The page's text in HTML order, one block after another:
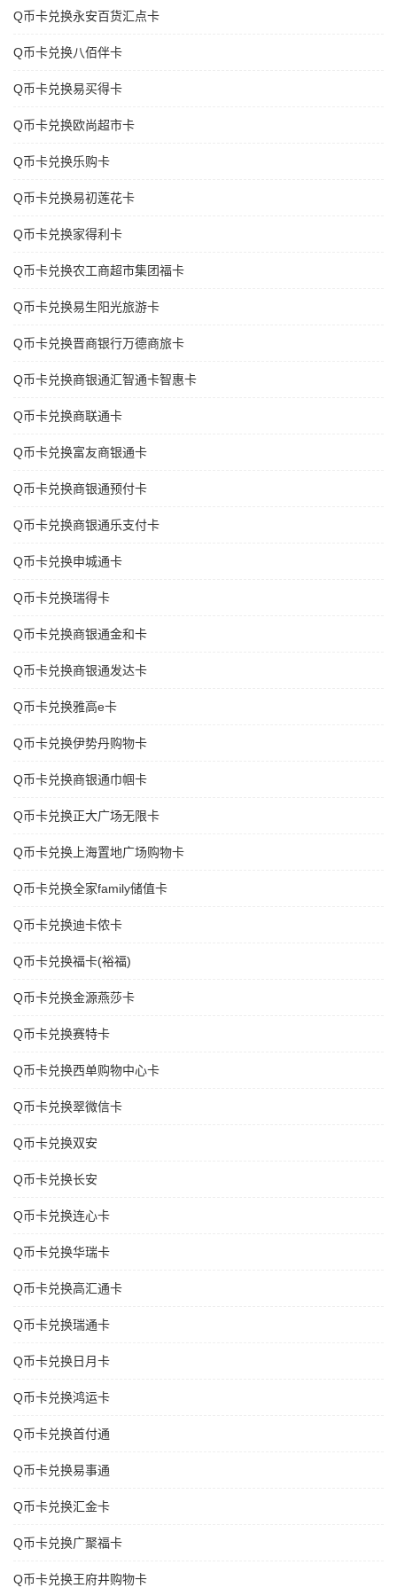
Q币卡兑换永安百货汇点卡
Q币卡兑换八佰伴卡
Q币卡兑换易买得卡
Q币卡兑换欧尚超市卡
Q币卡兑换乐购卡
Q币卡兑换易初莲花卡
Q币卡兑换家得利卡
Q币卡兑换农工商超市集团福卡
Q币卡兑换易生阳光旅游卡
Q币卡兑换晋商银行万德商旅卡
Q币卡兑换商银通汇智通卡智惠卡
Q币卡兑换商联通卡
Q币卡兑换富友商银通卡
Q币卡兑换商银通预付卡
Q币卡兑换商银通乐支付卡
Q币卡兑换申城通卡
Q币卡兑换瑞得卡
Q币卡兑换商银通金和卡
Q币卡兑换商银通发达卡
Q币卡兑换雅高e卡
Q币卡兑换伊势丹购物卡
Q币卡兑换商银通巾帼卡
Q币卡兑换正大广场无限卡
Q币卡兑换上海置地广场购物卡
Q币卡兑换全家family储值卡
Q币卡兑换迪卡侬卡
Q币卡兑换福卡(裕福)
Q币卡兑换金源燕莎卡
Q币卡兑换赛特卡
Q币卡兑换西单购物中心卡
Q币卡兑换翠微信卡
Q币卡兑换双安
Q币卡兑换长安
Q币卡兑换连心卡
Q币卡兑换华瑞卡
Q币卡兑换高汇通卡
Q币卡兑换瑞通卡
Q币卡兑换日月卡
Q币卡兑换鸿运卡
Q币卡兑换首付通
Q币卡兑换易事通
Q币卡兑换汇金卡
Q币卡兑换广聚福卡
Q币卡兑换王府井购物卡